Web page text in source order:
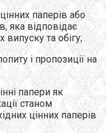
паперів або
яка відповідає
та обігу;
і пропозиції на
папери як
станом
цінних паперів